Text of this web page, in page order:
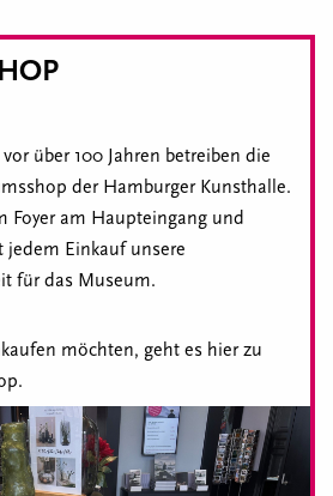
über 100 Jahren betreiben die
der Hamburger Kunsthalle.
Foyer am Haupteingang und
Einkauf unsere
für das Museum.
möchten, geht es hier zu